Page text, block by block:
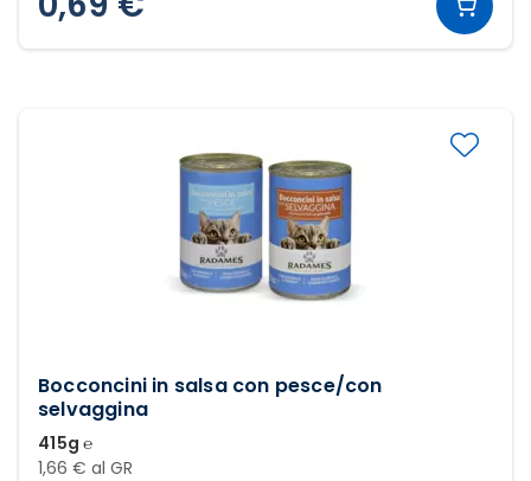
Bocconcini in salsa con pesce/con
selvaggina
415g ℮
1,66 € al GR